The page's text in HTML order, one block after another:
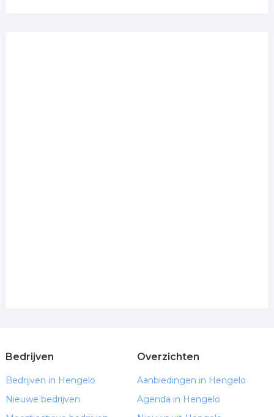
Bedrijven
Bedrijven in Hengelo
Nieuwe bedrijven
Overzichten
Aanbiedingen in Hengelo
Agenda in Hengelo